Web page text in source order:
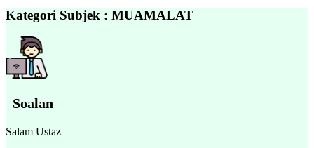
Kategori Subjek : MUAMALAT
Soalan
Salam Ustaz